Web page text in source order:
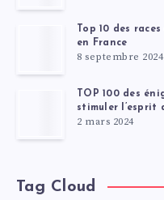
Top 10 des
en France
8 septembre 2024
TOP 100 des
stimuler l’esprit
2 mars 2024
Tag Cloud